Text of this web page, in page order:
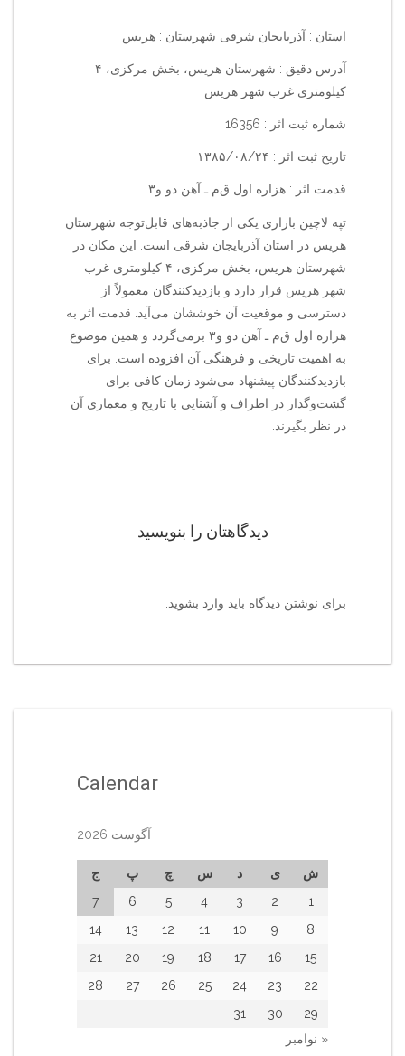
استان : آذربایجان شرقی شهرستان : هریس
آدرس دقیق : شهرستان هریس، بخش مرکزی، ۴
کیلومتری غرب شهر هریس
شماره ثبت اثر : 16356
تاریخ ثبت اثر : ۱۳۸۵/۰۸/۲۴
قدمت اثر : هزاره اول ق‌م‌ ـ آهن دو و۳
تپه لاچین بازاری یکی از جاذبه‌های قابل‌توجه شهرستان
هریس در استان آذربایجان شرقی است. این مکان در
شهرستان هریس، بخش مرکزی، ۴ کیلومتری غرب
شهر هریس قرار دارد و بازدیدکنندگان معمولاً از
دسترسی و موقعیت آن خوششان می‌آید. قدمت اثر به
هزاره اول ق‌م‌ ـ آهن دو و۳ برمی‌گردد و همین موضوع
به اهمیت تاریخی و فرهنگی آن افزوده است. برای
بازدیدکنندگان پیشنهاد می‌شود زمان کافی برای
گشت‌وگذار در اطراف و آشنایی با تاریخ و معماری آن
در نظر بگیرند.
دیدگاهتان را بنویسید
برای نوشتن دیدگاه باید وارد بشوید
Calendar
آگوست 2026
ش ی د س چ پ
ج
1
2
3
4
5
6
7
8
9
10
11
12
13
14
15
16
17
18
19
20
21
22
23
24
25
26
27
28
29
30
31
« نوامبر